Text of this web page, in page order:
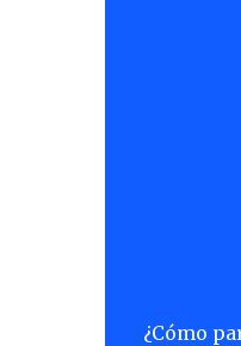
¿Cómo